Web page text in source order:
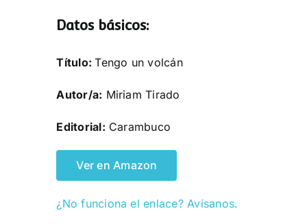
Datos básicos:
Título:Tengo un volcán
Autor/a: Miriam Tirado
Editorial: Carambuco
Ver en Amazon
¿No funciona el enlace? Avísanos.